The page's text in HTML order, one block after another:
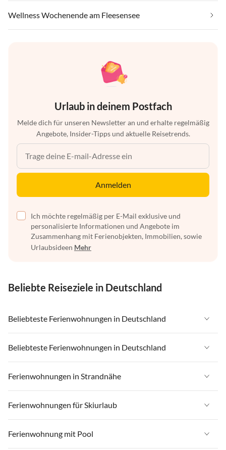
Wellness Wochenende am Fleesensee
Urlaub in deinem Postfach
Melde dich für unseren Newsletter an und erhalte regelmäßig
Angebote, Insider-Tipps und aktuelle Reisetrends.
Anmelden
Ich möchte regelmäßig per E-Mail exklusive und
personalisierte Informationen und Angebote im
Zusammenhang mit Ferienobjekten, Immobilien, sowie
Urlaubsideen Mehr
Beliebte Reiseziele in Deutschland
Beliebteste Ferienwohnungen in Deutschland
Ferienwohnungen in Deutschland
Ferienwohnungen in Ostsee
Ferienwohnungen in Nordsee
Ferienwohnungen in Mecklenburg-Vorpommern
Ferienwohnungen in Niedersachsen
Beliebteste Ferienwohnungen in Deutschland
Ferienwohnungen in Deutschland
Ferienwohnungen in Ostsee
Ferienwohnungen in Nordsee
Ferienwohnungen in Mecklenburg-Vorpommern
Ferienwohnungen in Strandnähe
Ferienwohnungen in Strandnähe in Deutschland
Ferienwohnungen in Strandnähe in Ostsee
Ferienwohnungen in Strandnähe in Nordsee
Ferienwohnungen für Skiurlaub
Ferienwohnungen für Skiurlaub in Deutschland
Ferienwohnung mit Pool